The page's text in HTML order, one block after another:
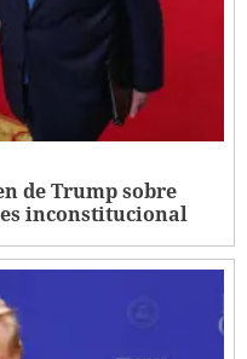
de Trump sobre
inconstitucional